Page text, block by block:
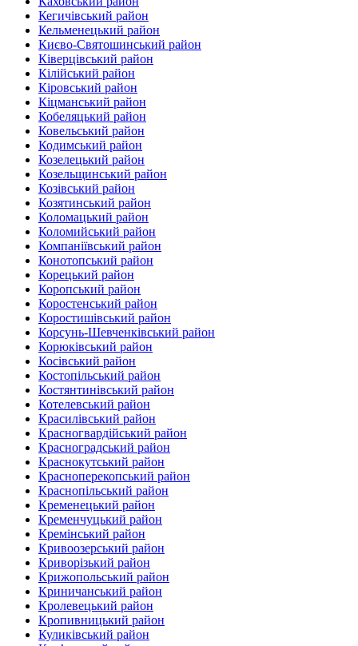
Кегичівський район
Кельменецький район
Києво-Святошинський район
Ківерцівський район‎
Кілійський район
Кіровський район
Кіцманський район
Кобеляцький район‎
Ковельський район
Кодимський район
Козелецький район
Козельщинський район
Козівський район
Козятинський район
Коломацький район
Коломийський район
Компаніївський район
Конотопський район
Корецький район
Коропський район
Коростенський район
Коростишівський район‎
Корсунь-Шевченківський район
Корюківський район
Косівський район
Костопільський район
Костянтинівський район‎
Котелевський район
Красилівський район
Красногвардійський район
Красноградський район
Краснокутський район
Красноперекопський район
Краснопільський район
Кременецький район
Кременчуцький район
Кремінський район‎
Кривоозерський район‎
Криворізький район
Крижопольський район
Криничанський район
Кролевецький район‎
Кропивницький район
Куликівський район